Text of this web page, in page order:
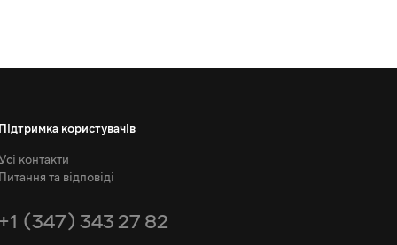
Підтримка користувачів
контакти
Питання та відповіді
+1 (347) 343 27 82